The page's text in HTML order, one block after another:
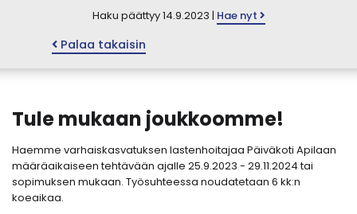
Haku päättyy 14.9.2023 | Hae nyt
Palaa takaisin
Tule mukaan joukkoomme!
Haemme varhaiskasvatuksen lastenhoitajaa Päiväkoti Apilaan
määräaikaiseen tehtävään ajalle 25.9.2023 - 29.11.2024 tai
sopimuksen mukaan. Työsuhteessa noudatetaan 6 kk:n
koeaikaa.